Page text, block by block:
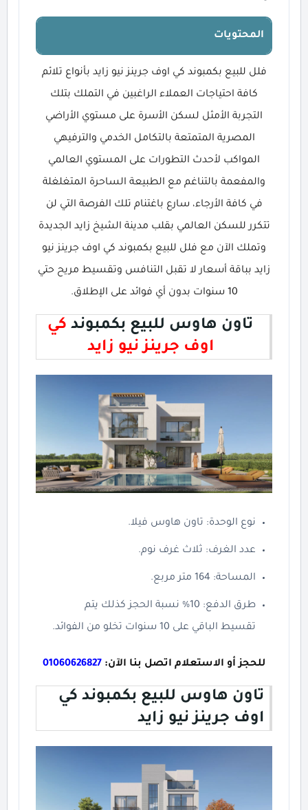
المحتويات
فلل للبيع بكمبوند كي اوف جرينز نيو زايد بأنواع تلائم
كافة احتياجات العملاء الراغبين في التملك بتلك
التجربة الأمثل لسكن الأسرة على مستوي الأراضي
المصرية المتمتعة بالتكامل الخدمي والترفيهي
المواكب لأحدث التطورات على المستوي العالمي
والمفعمة بالتناغم مع الطبيعة الساحرة المتغلغلة
في كافة الأرجاء، سارع باغتنام تلك الفرصة التي لن
تتكرر للسكن العالمي بقلب مدينة الشيخ زايد الجديدة
وتملك الآن مع فلل للبيع بكمبوند كي اوف جرينز نيو
زايد بباقة أسعار لا تقبل التنافس وتقسيط مريح حتي
10 سنوات بدون أي فوائد على الإطلاق.
تاون هاوس للبيع بكمبوند كي
اوف جرينز نيو زايد
نوع الوحدة: تاون هاوس فيلا.
عدد الغرف: ثلاث غرف نوم.
المساحة: 164 متر مربع.
طرق الدفع: 10% نسبة الحجز كذلك يتم
تقسيط الباقي على 10 سنوات تخلو من الفوائد.
للحجز أو الاستعلام اتصل بنا الآن: 01060626827
تاون هاوس للبيع بكمبوند كي
اوف جرينز نيو زايد